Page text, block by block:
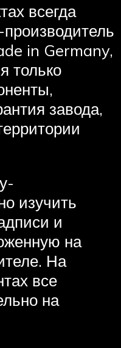
всегда
in Germany,
только
завода,
изучить
и
на
На
все
на